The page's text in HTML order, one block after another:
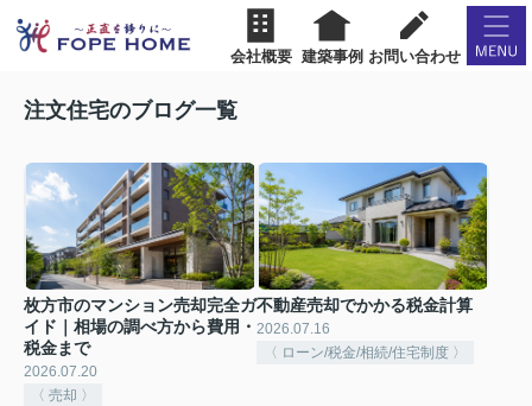
会社概要 建築事例 お問い合わせ
注文住宅のブログ一覧
枚方市のマンション売却完全ガ
イド｜相場の調べ方から費用・
税金まで
2026.07.20
〈 売却 〉
不動産売却でかかる税金計算
2026.07.16
〈 ローン/税金/相続/住宅制度 〉